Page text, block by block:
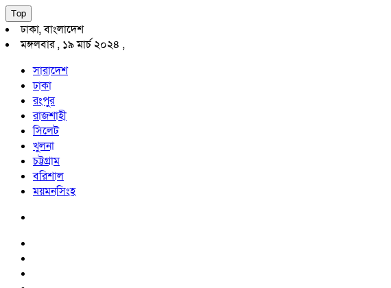
Top
ঢাকা, বাংলাদেশ
মঙ্গলবার , ১৯ মার্চ ২০২৪ ,
সারাদেশ
ঢাকা
রংপুর
রাজশাহী
সিলেট
খুলনা
চট্টগ্রাম
বরিশাল
ময়মনসিংহ